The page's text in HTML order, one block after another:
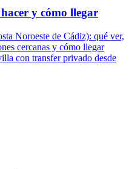
y cómo llegar
Noroeste de Cádiz): qué ver,
cercanas y cómo llegar
con transfer privado desde